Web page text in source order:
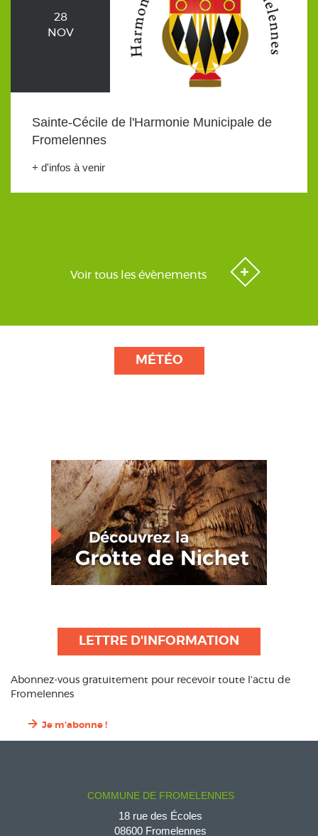
28
NOV
Sainte-Cécile de l'Harmonie Municipale de
Fromelennes
+ d'infos à venir
Voir tous les évènements
MÉTÉO
LETTRE D'INFORMATION
Abonnez-vous gratuitement pour recevoir toute l’actu de
Fromelennes
Je m'abonne !
COMMUNE DE FROMELENNES
18 rue des Écoles
08600 Fromelennes